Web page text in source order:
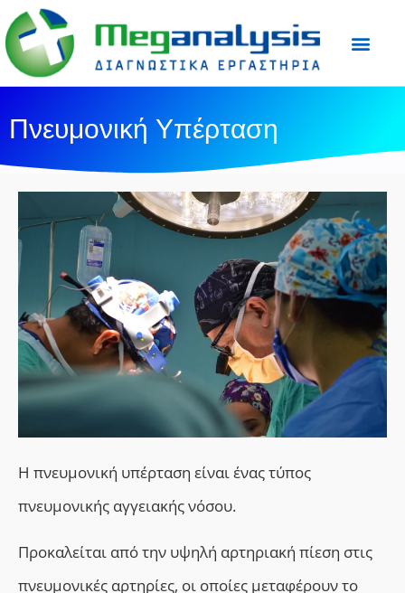
Πνευμονική Υπέρταση
Η πνευμονική υπέρταση είναι ένας τύπος
πνευμονικής αγγειακής νόσου.
Προκαλείται από την υψηλή αρτηριακή πίεση στις
πνευμονικές αρτηρίες, οι οποίες μεταφέρουν το